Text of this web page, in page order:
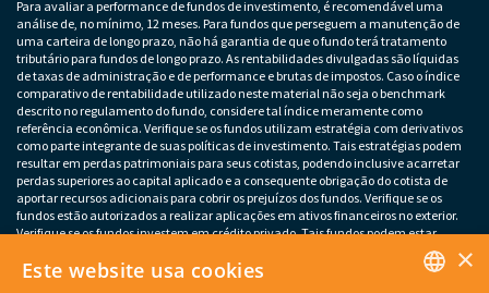
Para avaliar a performance de fundos de investimento, é recomendável uma
análise de, no mínimo, 12 meses. Para fundos que perseguem a manutenção de
uma carteira de longo prazo, não há garantia de que o fundo terá tratamento
tributário para fundos de longo prazo. As rentabilidades divulgadas são líquidas
de taxas de administração e de performance e brutas de impostos. Caso o índice
comparativo de rentabilidade utilizado neste material não seja o benchmark
descrito no regulamento do fundo, considere tal índice meramente como
referência econômica. Verifique se os fundos utilizam estratégia com derivativos
como parte integrante de suas políticas de investimento. Tais estratégias podem
resultar em perdas patrimoniais para seus cotistas, podendo inclusive acarretar
perdas superiores ao capital aplicado e a consequente obrigação do cotista de
aportar recursos adicionais para cobrir os prejuízos dos fundos. Verifique se os
fundos estão autorizados a realizar aplicações em ativos financeiros no exterior.
Verifique se os fundos investem em crédito privado. Tais fundos podem estar
sujeitos a risco de perda substancial do patrimônio líquido em caso de eventos
que acarretem o não pagamento dos ativos integrantes da sua carteira. Os
×
Este website usa cookies